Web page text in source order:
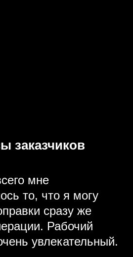
заказчиков
мне
то, что я могу
сразу же
Рабочий
увлекательный.